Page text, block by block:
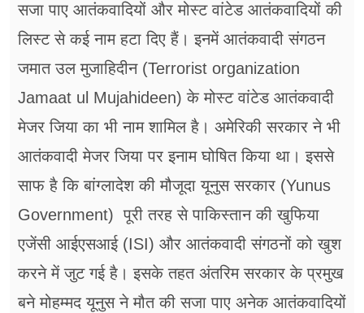
सजा पाए आतंकवादियों और मोस्ट वांटेड आतंकवादियों की
लिस्ट से कई नाम हटा दिए हैं। इनमें आतंकवादी संगठन
जमात उल मुजाहिदीन (Terrorist organization
Jamaat ul Mujahideen) के मोस्ट वांटेड आतंकवादी
मेजर जिया का भी नाम शामिल है। अमेरिकी सरकार ने भी
आतंकवादी मेजर जिया पर इनाम घोषित किया था। इससे
साफ है कि बांग्लादेश की मौजूदा यूनुस सरकार (Yunus
Government) पूरी तरह से पाकिस्तान की खुफिया
एजेंसी आईएसआई (ISI) और आतंकवादी संगठनों को खुश
करने में जुट गई है। इसके तहत अंतरिम सरकार के प्रमुख
बने मोहम्मद यूनुस ने मौत की सजा पाए अनेक आतंकवादियों